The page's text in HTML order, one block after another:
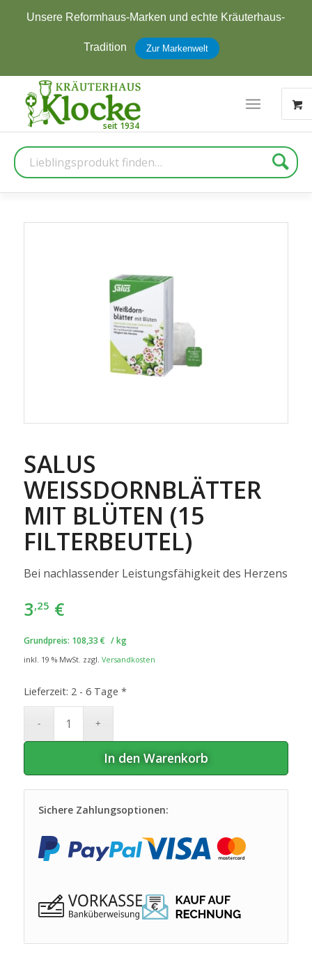
Unsere Reformhaus-Marken und echte Kräuterhaus-
Tradition Zur Markenwelt
Suche
SALUS
WEISSDORNBLÄTTER M
IT BLÜTEN (15 F
ILTERBEUTEL)
Bei nachlassender Leistungsfähigkeit des Herzens
3,25 €
Grundpreis: 108,33 € /kg
inkl. 19 % MwSt. zzgl. Versandkosten
Lieferzeit: 2 - 6 Tage *
In den Warenkorb
Sichere Zahlungsoptionen: